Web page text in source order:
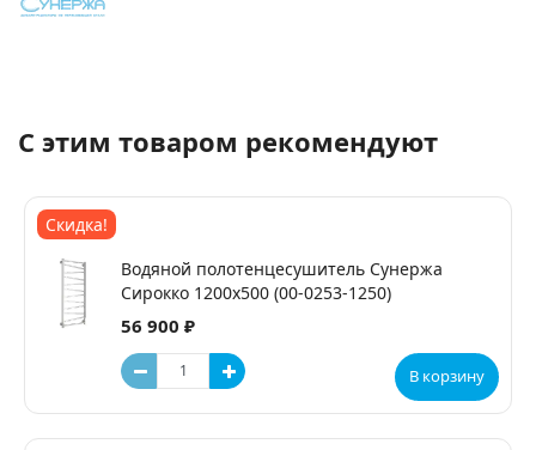
С этим товаром рекомендуют
Скидка!
Водяной полотенцесушитель Сунержа
Сирокко 1200x500 (00-0253-1250)
56 900 ₽
В корзину